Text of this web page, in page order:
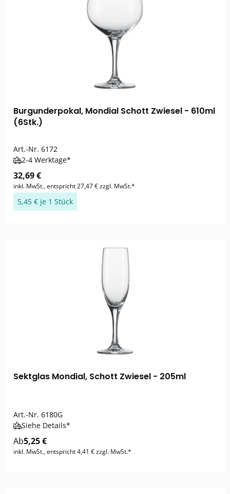
Burgunderpokal, Mondial Schott Zwiesel - 610ml
(6Stk.)
Art.-Nr. 6172
2-4 Werktage*
32,69 €
inkl. MwSt., entspricht 27,47 € zzgl. MwSt.*
5,45 € je 1 Stück
Sektglas Mondial, Schott Zwiesel - 205ml
Art.-Nr. 6180G
Siehe Details*
Ab5,25 €
inkl. MwSt., entspricht 4,41 € zzgl. MwSt.*